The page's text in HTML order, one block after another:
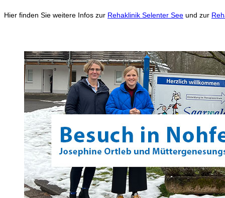
Hier finden Sie weitere Infos zur Rehaklinik Selenter See und zur